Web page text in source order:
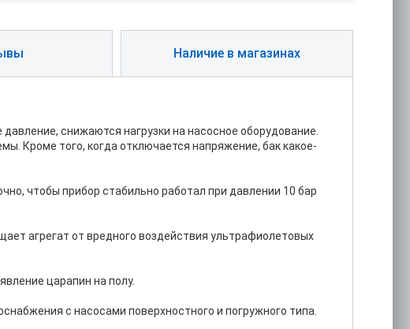
Наличие в магазинах
снижаются нагрузки на насосное оборудование.
Кроме того, когда отключается напряжение, бак какое-
чтобы прибор стабильно работал при давлении 10 бар
агрегат от вредного воздействия ультрафиолетовых
царапин на полу.
с насосами поверхностного и погружного типа.